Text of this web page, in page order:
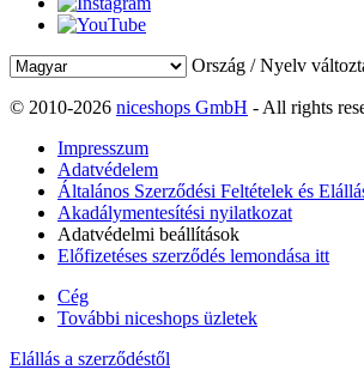
Ország / Nyelv
© 2010-2026 niceshops GmbH - All rights
Impresszum
Adatvédelem
Általános Szerződési Feltételek és
Akadálymentesítési nyilatkozat
Adatvédelmi beállítások
Előfizetéses szerződés lemondása itt
Cég
További niceshops üzletek
Elállás a szerződéstől